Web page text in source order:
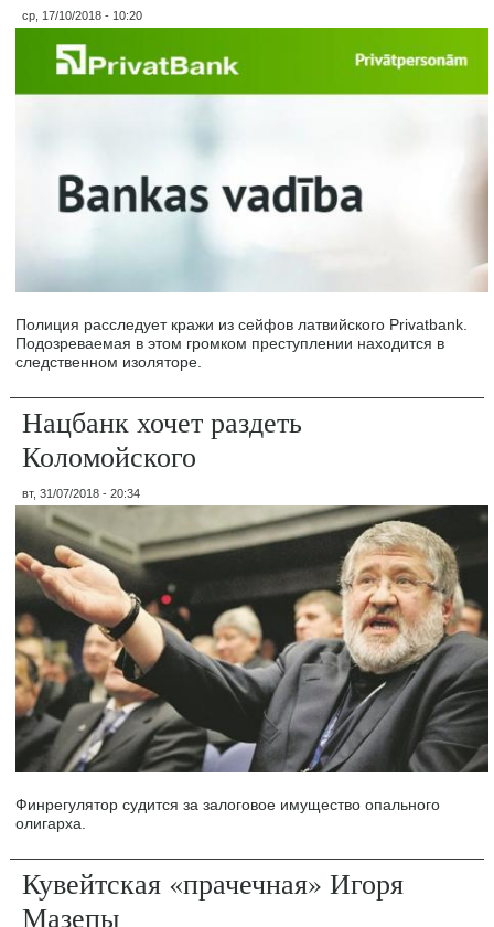
ср, 17/10/2018 - 10:20
Полиция расследует кражи из сейфов латвийского Privatbank.
Подозреваемая в этом громком преступлении находится в
следственном изоляторе.
Нацбанк хочет раздеть
Коломойского
вт, 31/07/2018 - 20:34
Финрегулятор судится за залоговое имущество опального
олигарха.
Кувейтская «прачечная» Игоря
Мазепы